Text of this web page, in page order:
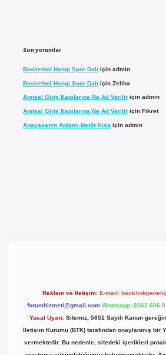
Son yorumlar
Basketbol Hangi Spor Dalı için admin
Basketbol Hangi Spor Dalı için Zeliha
Anıtsal Giriş Kapılarına Ne Ad Veriliriçin admin
Anıtsal Giriş Kapılarına Ne Ad Veriliriçin Fikret
Anayasanın Anlamı Nedir Kısa için admin
Reklam ve İletişim: E-mail:
forumhizmeti@gmail.com Whatsapp: 0262 606 0
Yasal Uyarı: Sitemiz, 5651 Sayılı Kanun
İletişim Kurumu (BTK) tarafından onaylanmış bir
vermektedir. Bu nedenle, sitedeki içerikleri